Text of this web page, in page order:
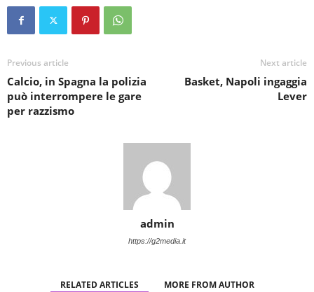
Previous article
Calcio, in Spagna la polizia
può interrompere le gare
per razzismo
Next article
Basket, Napoli ingaggia
Lever
admin
https://g2media.it
RELATED ARTICLES MORE FROM AUTHOR